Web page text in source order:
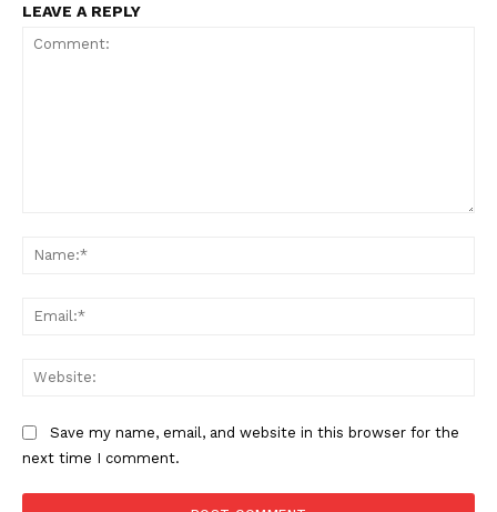
LEAVE A REPLY
Save my name, email, and website in this browser for the
next time I comment.